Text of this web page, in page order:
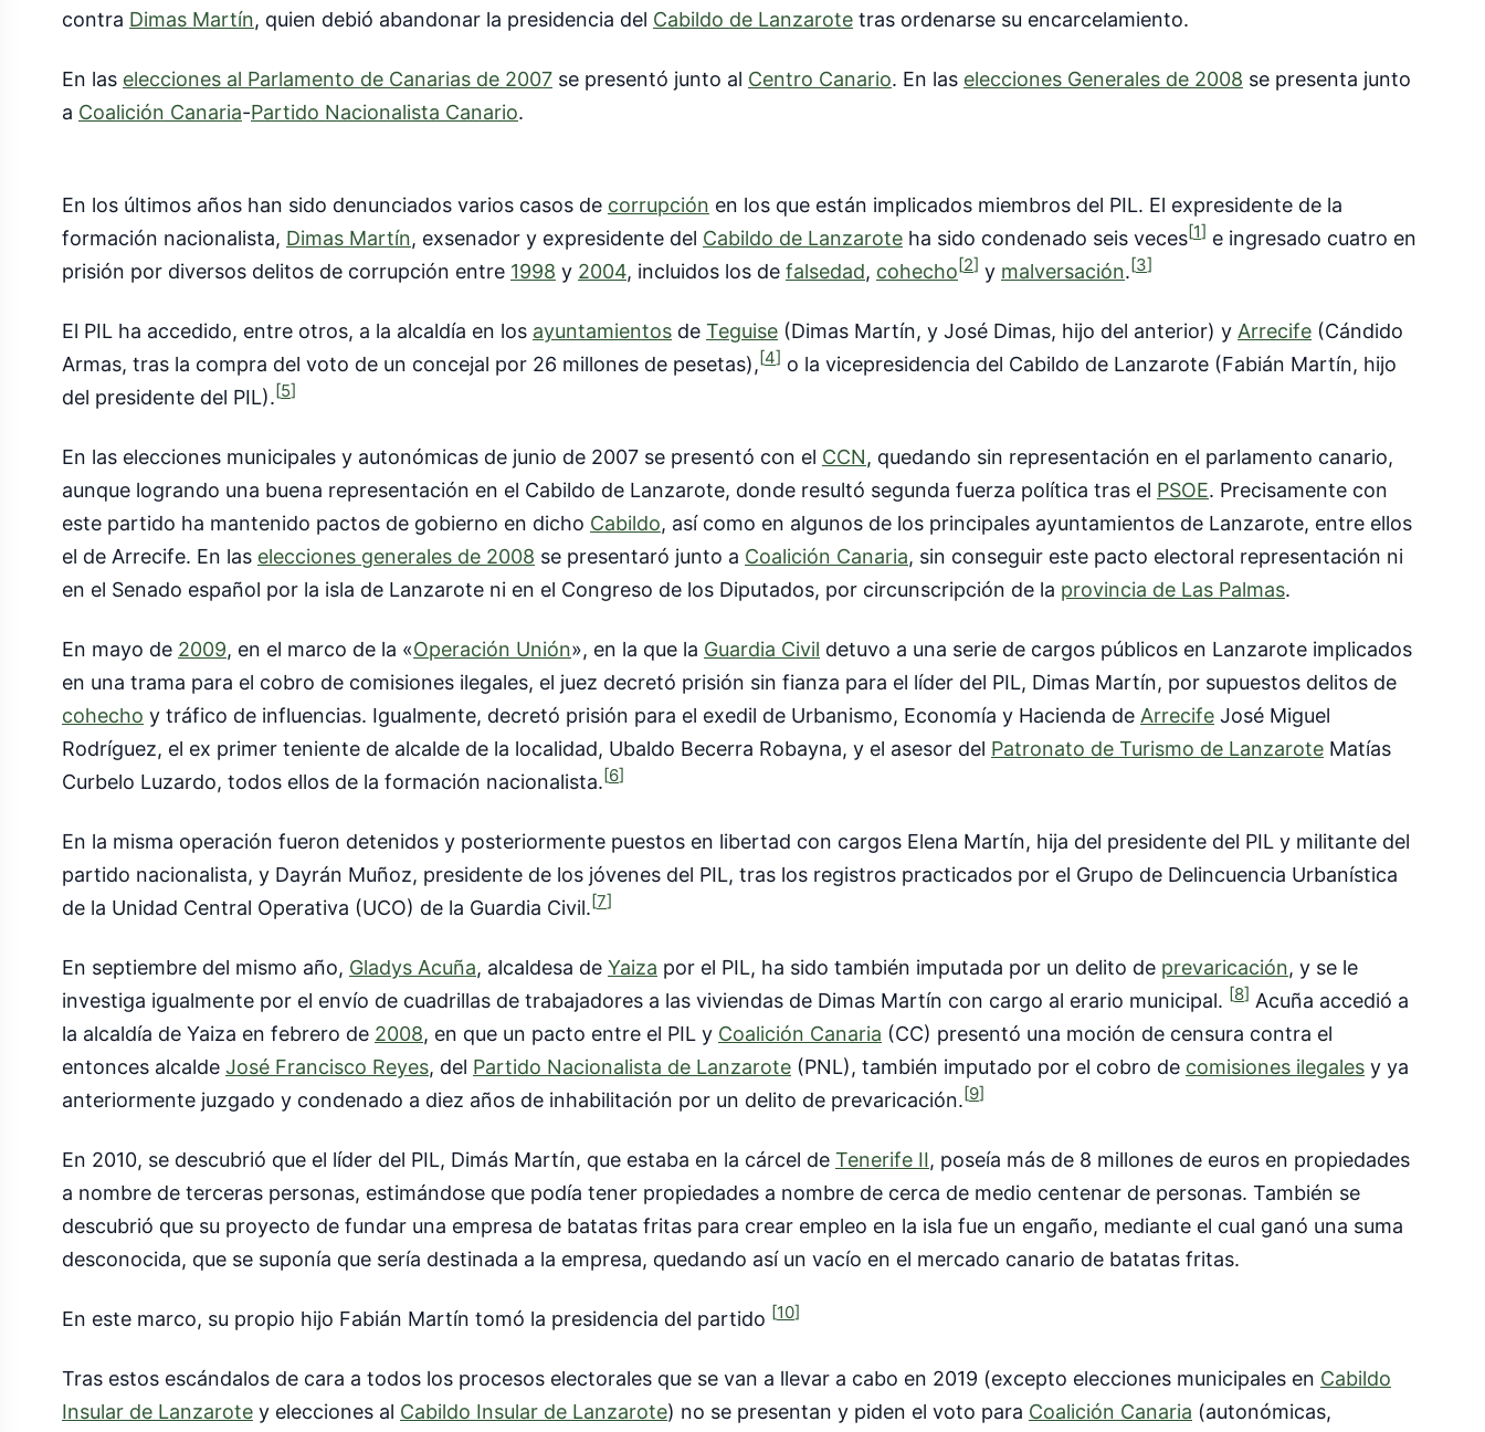
contra Dimas Martín, quien debió abandonar la presidencia del Cabildo de Lanzarote tras ordenarse su encarcelamiento.
En las elecciones al Parlamento de Canarias de 2007 se presentó junto al Centro Canario. En las elecciones Generales de 2008 se presenta junto
a Coalición Canaria-Partido Nacionalista Canario.
En los últimos años han sido denunciados varios casos de corrupción en los que están implicados miembros del PIL. El expresidente de la
formación nacionalista, Dimas Martín, exsenador y expresidente del Cabildo de Lanzarote ha sido condenado seis veces[1] e ingresado cuatro en
prisión por diversos delitos de corrupción entre 1998 y 2004, incluidos los de falsedad, cohecho [2] y malversación. [3]
El PIL ha accedido, entre otros, a la alcaldía en los ayuntamientos de Teguise (Dimas Martín, y José Dimas, hijo del anterior) y Arrecife (Cándido
Armas, tras la compra del voto de un concejal por 26 millones de pesetas), [4] o la vicepresidencia del Cabildo de Lanzarote (Fabián Martín, hijo
del presidente del PIL). [5]
En las elecciones municipales y autonómicas de junio de 2007 se presentó con el CCN, quedando sin representación en el parlamento canario,
aunque logrando una buena representación en el Cabildo de Lanzarote, donde resultó segunda fuerza política tras el PSOE. Precisamente con
este partido ha mantenido pactos de gobierno en dicho Cabildo, así como en algunos de los principales ayuntamientos de Lanzarote, entre ellos
el de Arrecife. En las elecciones generales de 2008 se presentaró junto a Coalición Canaria, sin conseguir este pacto electoral representación ni
en el Senado español por la isla de Lanzarote ni en el Congreso de los Diputados, por circunscripción de la provincia de Las Palmas.
En mayo de 2009, en el marco de la «Operación Unión», en la que la Guardia Civil detuvo a una serie de cargos públicos en Lanzarote implicados
en una trama para el cobro de comisiones ilegales, el juez decretó prisión sin fianza para el líder del PIL, Dimas Martín, por supuestos delitos de
cohecho y tráfico de influencias. Igualmente, decretó prisión para el exedil de Urbanismo, Economía y Hacienda de Arrecife José Miguel
Rodríguez, el ex primer teniente de alcalde de la localidad, Ubaldo Becerra Robayna, y el asesor del Patronato de Turismo de Lanzarote Matías
Curbelo Luzardo, todos ellos de la formación nacionalista. [6]
En la misma operación fueron detenidos y posteriormente puestos en libertad con cargos Elena Martín, hija del presidente del PIL y militante del
partido nacionalista, y Dayrán Muñoz, presidente de los jóvenes del PIL, tras los registros practicados por el Grupo de Delincuencia Urbanística
de la Unidad Central Operativa (UCO) de la Guardia Civil. [7]
En septiembre del mismo año, Gladys Acuña, alcaldesa de Yaiza por el PIL, ha sido también imputada por un delito de prevaricación, y se le
investiga igualmente por el envío de cuadrillas de trabajadores a las viviendas de Dimas Martín con cargo al erario municipal. [8] Acuña accedió a
la alcaldía de Yaiza en febrero de 2008, en que un pacto entre el PIL y Coalición Canaria (CC) presentó una moción de censura contra el
entonces alcalde José Francisco Reyes, del Partido Nacionalista de Lanzarote (PNL), también imputado por el cobro de comisiones ilegales y ya
anteriormente juzgado y condenado a diez años de inhabilitación por un delito de prevaricación. [9]
En 2010, se descubrió que el líder del PIL, Dimás Martín, que estaba en la cárcel de Tenerife II, poseía más de 8 millones de euros en propiedades
a nombre de terceras personas, estimándose que podía tener propiedades a nombre de cerca de medio centenar de personas. También se
descubrió que su proyecto de fundar una empresa de batatas fritas para crear empleo en la isla fue un engaño, mediante el cual ganó una suma
desconocida, que se suponía que sería destinada a la empresa, quedando así un vacío en el mercado canario de batatas fritas.
En este marco, su propio hijo Fabián Martín tomó la presidencia del partido [10]
Tras estos escándalos de cara a todos los procesos electorales que se van a llevar a cabo en 2019 (excepto elecciones municipales en Cabildo
Insular de Lanzarote y elecciones al Cabildo Insular de Lanzarote) no se presentan y piden el voto para Coalición Canaria (autonómicas,